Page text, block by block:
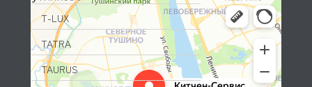
T-LUX
TATRA
TAURUS